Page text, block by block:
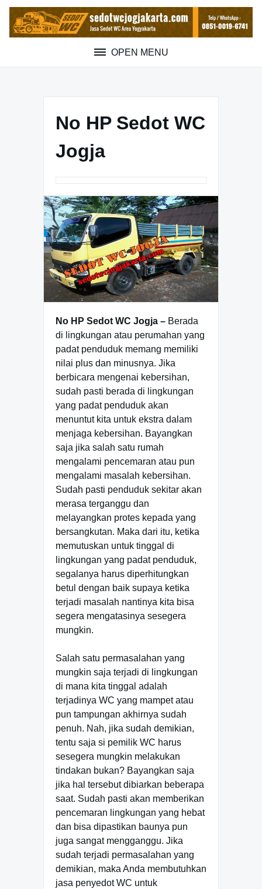
Skip
content
OPEN MENU
No HP Sedot WC
Jogja
No HP Sedot WC Jogja – Berada
di lingkungan atau perumahan yang
padat penduduk memang memiliki
nilai plus dan minusnya. Jika
berbicara mengenai kebersihan,
sudah pasti berada di lingkungan
yang padat penduduk akan
menuntut kita untuk ekstra dalam
menjaga kebersihan. Bayangkan
saja jika salah satu rumah
mengalami pencemaran atau pun
mengalami masalah kebersihan.
Sudah pasti penduduk sekitar akan
merasa terganggu dan
melayangkan protes kepada yang
bersangkutan. Maka dari itu, ketika
memutuskan untuk tinggal di
lingkungan yang padat penduduk,
segalanya harus diperhitungkan
betul dengan baik supaya ketika
terjadi masalah nantinya kita bisa
segera mengatasinya sesegera
mungkin.
Salah satu permasalahan yang
mungkin saja terjadi di lingkungan
di mana kita tinggal adalah
terjadinya WC yang mampet atau
pun tampungan akhirnya sudah
penuh. Nah, jika sudah demikian,
tentu saja si pemilik WC harus
sesegera mungkin melakukan
tindakan bukan? Bayangkan saja
jika hal tersebut dibiarkan beberapa
saat. Sudah pasti akan memberikan
pencemaran lingkungan yang hebat
dan bisa dipastikan baunya pun
juga sangat mengganggu. Jika
sudah terjadi permasalahan yang
demikian, maka Anda membutuhkan
jasa penyedot WC untuk